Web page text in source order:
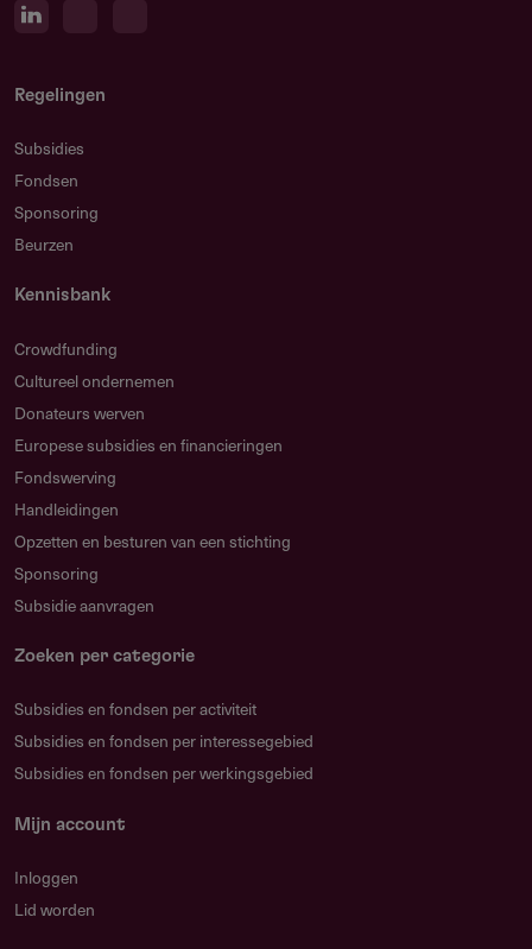
Regelingen
Subsidies
Fondsen
Sponsoring
Beurzen
Kennisbank
Crowdfunding
Cultureel ondernemen
Donateurs werven
Europese subsidies en financieringen
Fondswerving
Handleidingen
Opzetten en besturen van een stichting
Sponsoring
Subsidie aanvragen
Zoeken per categorie
Subsidies en fondsen per activiteit
Subsidies en fondsen per interessegebied
Subsidies en fondsen per werkingsgebied
Mijn account
Inloggen
Lid worden